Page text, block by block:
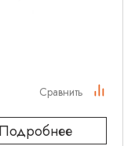
Подробнее
Сравнить